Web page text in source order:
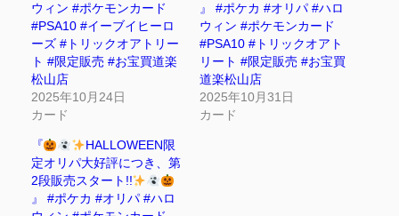
ウィン #ポケモンカード
#PSA10 #イーブイヒーロ
ーズ #トリックオアトリー
ト #限定販売 #お宝買道楽
松山店
2025年10月24日
カード
』 #ポケカ #オリパ #ハロ
ウィン #ポケモンカード
#PSA10 #トリックオアト
リート #限定販売 #お宝買
道楽松山店
2025年10月31日
カード
『
HALLOWEEN限
定オリパ大好評につき、第
2段販売スタート!!
』 #ポケカ #オリパ #ハロ